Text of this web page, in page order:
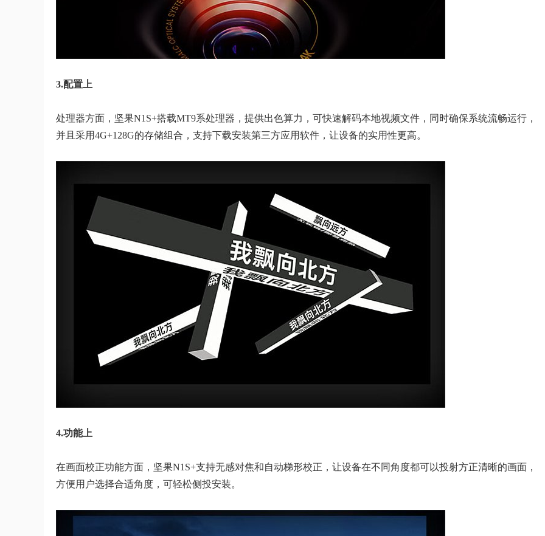
3.配置上
处理器方面，坚果N1S+搭载MT9系处理器，提供出色算力，可快速解码本地视频文件，同时确保系统流畅运行，
并且采用4G+128G的存储组合，支持下载安装第三方应用软件，让设备的实用性更高。
4.功能上
在画面校正功能方面，坚果N1S+支持无感对焦和自动梯形校正，让设备在不同角度都可以投射方正清晰的画面，
方便用户选择合适角度，可轻松侧投安装。